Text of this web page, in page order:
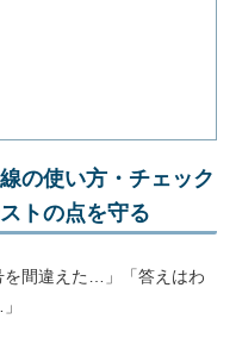
の使い方・チェック
トの点を守る
を間違えた…」「答えはわ